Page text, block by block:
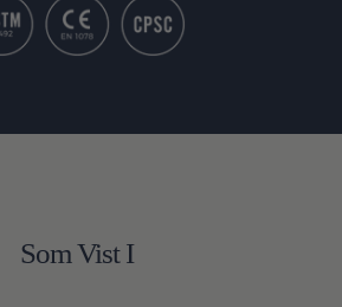
Som Vist I